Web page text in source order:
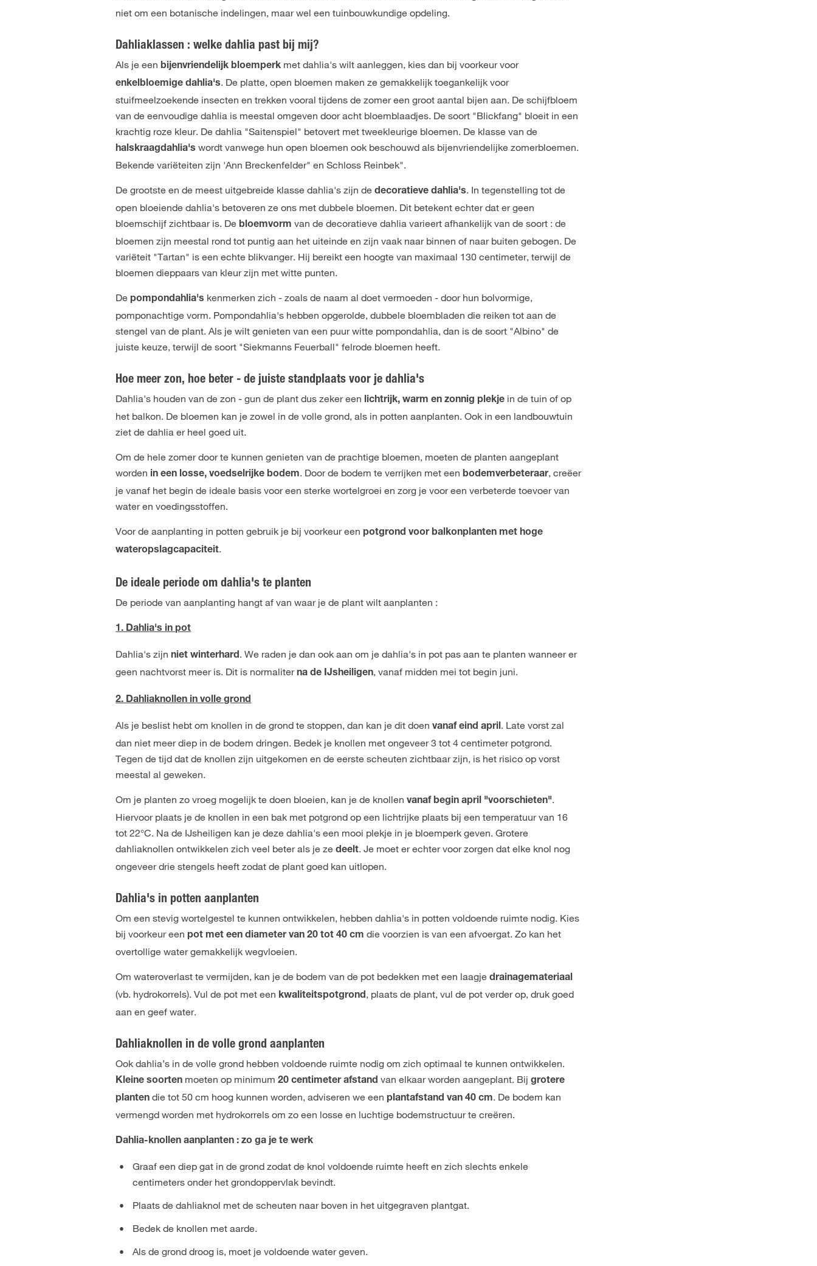
niet om een botanische indelingen, maar wel een tuinbouwkundige opdeling.
Dahliaklassen : welke dahlia past bij mij?
Als je eenbijenvriendelijk bloemperk met dahlia's wilt aanleggen, kies dan bij voorkeur voor
enkelbloemige dahlia's. De platte, open bloemen maken ze gemakkelijk toegankelijk voor
stuifmeelzoekende insecten en trekken vooral tijdens de zomer een groot aantal bijen aan. De schijfbloem
van de eenvoudige dahlia is meestal omgeven door acht bloemblaadjes. De soort "Blickfang" bloeit in een
krachtig roze kleur. De dahlia "Saitenspiel" betovert met tweekleurige bloemen. De klasse van de
halskraagdahlia's wordt vanwege hun open bloemen ook beschouwd als bijenvriendelijke zomerbloemen.
Bekende variëteiten zijn 'Ann Breckenfelder" en Schloss Reinbek".
De grootste en de meest uitgebreide klasse dahlia's zijn de decoratieve dahlia's. In tegenstelling tot de
open bloeiende dahlia's betoveren ze ons met dubbele bloemen. Dit betekent echter dat er geen
bloemschijf zichtbaar is. Debloemvormvan de decoratieve dahlia varieert afhankelijk van de soort : de
bloemen zijn meestal rond tot puntig aan het uiteinde en zijn vaak naar binnen of naar buiten gebogen. De
variëteit "Tartan" is een echte blikvanger. Hij bereikt een hoogte van maximaal 130 centimeter, terwijl de
bloemen dieppaars van kleur zijn met witte punten.
Depompondahlia's kenmerken zich - zoals de naam al doet vermoeden - door hun bolvormige,
pomponachtige vorm. Pompondahlia's hebben opgerolde, dubbele bloembladen die reiken tot aan de
stengel van de plant. Als je wilt genieten van een puur witte pompondahlia, dan is de soort "Albino" de
juiste keuze, terwijl de soort "Siekmanns Feuerball" felrode bloemen heeft.
Hoe meer zon, hoe beter - de juiste standplaats voor je dahlia's
Dahlia's houden van de zon - gun de plant dus zeker een lichtrijk, warm en zonnig plekje in de tuin of op
het balkon. De bloemen kan je zowel in de volle grond, als in potten aanplanten. Ook in een landbouwtuin
ziet de dahlia er heel goed uit.
Om de hele zomer door te kunnen genieten van de prachtige bloemen, moeten de planten aangeplant
worden in een losse, voedselrijke bodem. Door de bodem te verrijken met eenbodemverbeteraar, creëer
je vanaf het begin de ideale basis voor een sterke wortelgroei en zorg je voor een verbeterde toevoer van
water en voedingsstoffen.
Voor de aanplanting in potten gebruik je bij voorkeur eenpotgrond voor balkonplanten met hoge
wateropslagcapaciteit.
De ideale periode om dahlia's te planten
De periode van aanplanting hangt af van waar je de plant wilt aanplanten :
1. Dahlia's in pot
Dahlia's zijnniet winterhard. We raden je dan ook aan om je dahlia's in pot pas aan te planten wanneer er
geen nachtvorst meer is. Dit is normaliterna de IJsheiligen, vanaf midden mei tot begin juni.
2. Dahliaknollen in volle grond
Als je beslist hebt om knollen in de grond te stoppen, dan kan je dit doenvanaf eind april. Late vorst zal
dan niet meer diep in de bodem dringen. Bedek je knollen met ongeveer 3 tot 4 centimeter potgrond.
Tegen de tijd dat de knollen zijn uitgekomen en de eerste scheuten zichtbaar zijn, is het risico op vorst
meestal al geweken.
Om je planten zo vroeg mogelijk te doen bloeien, kan je de knollenvanaf begin april "voorschieten".
Hiervoor plaats je de knollen in een bak met potgrond op een lichtrijke plaats bij een temperatuur van 16
tot 22°C. Na de IJsheiligen kan je deze dahlia's een mooi plekje in je bloemperk geven. Grotere
dahliaknollen ontwikkelen zich veel beter als je zedeelt. Je moet er echter voor zorgen dat elke knol nog
ongeveer drie stengels heeft zodat de plant goed kan uitlopen.
Dahlia's in potten aanplanten
Om een stevig wortelgestel te kunnen ontwikkelen, hebben dahlia's in potten voldoende ruimte nodig. Kies
bij voorkeur een pot met een diameter van 20 tot 40 cm die voorzien is van een afvoergat. Zo kan het
overtollige water gemakkelijk wegvloeien.
Om wateroverlast te vermijden, kan je de bodem van de pot bedekken met een laagjedrainagemateriaal
(vb. hydrokorrels). Vul de pot met een kwaliteitspotgrond, plaats de plant, vul de pot verder op, druk goed
aan en geef water.
Dahliaknollen in de volle grond aanplanten
Ook dahlia’s in de volle grond hebben voldoende ruimte nodig om zich optimaal te kunnen ontwikkelen.
Kleine soorten moeten op minimum20 centimeter afstand van elkaar worden aangeplant. Bijgrotere
planten die tot 50 cm hoog kunnen worden, adviseren we eenplantafstand van 40 cm. De bodem kan
vermengd worden met hydrokorrels om zo een losse en luchtige bodemstructuur te creëren.
Dahlia-knollen aanplanten : zo ga je te werk
Graaf een diep gat in de grond zodat de knol voldoende ruimte heeft en zich slechts enkele
centimeters onder het grondoppervlak bevindt.
Plaats de dahliaknol met de scheuten naar boven in het uitgegraven plantgat.
Bedek de knollen met aarde.
Als de grond droog is, moet je voldoende water geven.